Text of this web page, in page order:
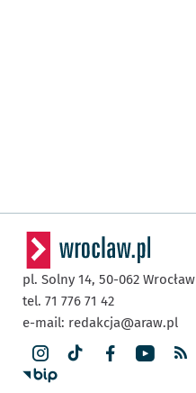
pl. Solny 14, 50-062 Wrocław
tel. 71 776 71 42
e-mail: redakcja@araw.pl